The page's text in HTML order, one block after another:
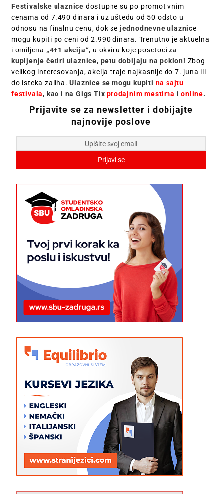
Festivalske ulaznice dostupne su po promotivnim
cenama od 7.490 dinara i uz uštedu od 50 odsto u
odnosu na finalnu cenu, dok se jednodnevne ulaznice
mogu kupiti po ceni od 2.990 dinara. Trenutno je aktuelna
i omiljena „4+1 akcija“, u okviru koje posetociza
kupljenje četiri ulaznice, petu dobijaju na poklon! Zbog
velikog interesovanja, akcija traje najkasnije do 7. juna ili
do isteka zaliha.Ulaznice se mogu kupiti na sajtu
festivala, kao i na Gigs Tix prodajnim mestima i online.
Prijavite se za newsletter i dobijajte
najnovije poslove